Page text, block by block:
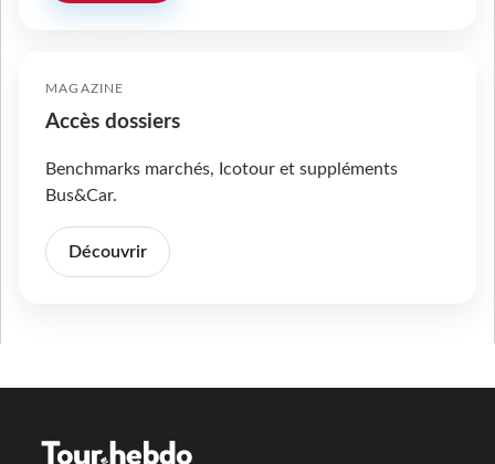
MAGAZINE
Accès dossiers
Benchmarks marchés, Icotour et suppléments
Bus&Car.
Découvrir